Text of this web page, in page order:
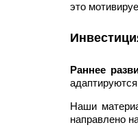
это
Раннее
Наши
направлено